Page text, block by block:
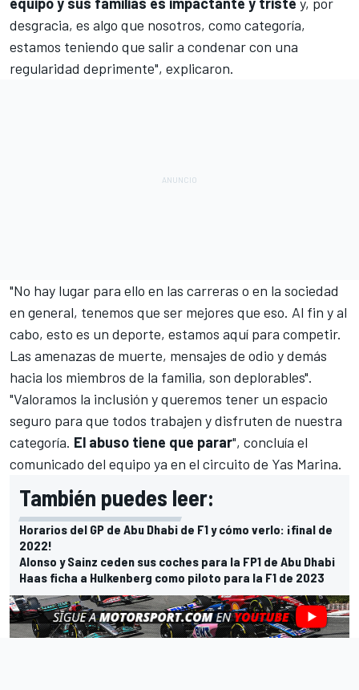
desgracia, es algo que nosotros, como categoría,
estamos teniendo que salir a condenar con una
regularidad deprimente", explicaron.
"No hay lugar para ello en las carreras o en la sociedad
en general, tenemos que ser mejores que eso. Al fin y al
cabo, esto es un deporte, estamos aquí para competir.
Las amenazas de muerte, mensajes de odio y demás
hacia los miembros de la familia, son deplorables".
"Valoramos la inclusión y queremos tener un espacio
seguro para que todos trabajen y disfruten de nuestra
categoría. El abuso tiene que parar", concluía el
comunicado del equipo ya en el circuito de Yas Marina.
También puedes leer:
Horarios del GP de Abu Dhabi de F1 y cómo verlo: ¡final de
2022!
Alonso y Sainz ceden sus coches para la FP1 de Abu Dhabi
Haas ficha a Hulkenberg como piloto para la F1 de 2023